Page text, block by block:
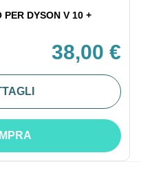
PER DYSON V 10 +
38,00 €